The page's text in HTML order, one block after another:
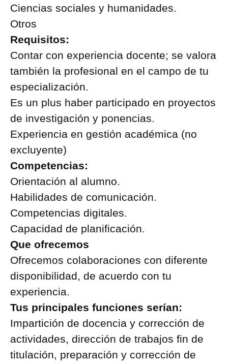
Ciencias sociales y humanidades.
Otros
Requisitos:
Contar con experiencia docente; se valora
también la profesional en el campo de tu
especialización.
Es un plus haber participado en proyectos
de investigación y ponencias.
Experiencia en gestión académica (no
excluyente)
Competencias:
Orientación al alumno.
Habilidades de comunicación.
Competencias digitales.
Capacidad de planificación.
Que ofrecemos
Ofrecemos colaboraciones con diferente
disponibilidad, de acuerdo con tu
experiencia.
Tus principales funciones serían:
Impartición de docencia y corrección de
actividades, dirección de trabajos fin de
titulación, preparación y corrección de